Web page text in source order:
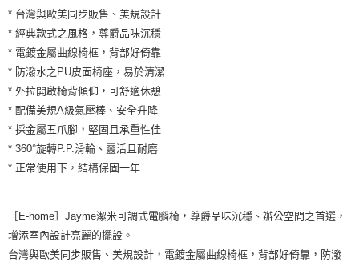
* 台灣與歐美同步販售、美規設計
* 經典款式之風格，尊爵品味沉穩
* 電鍍金屬曲線椅框，背部好倚靠
* 防潑水之PU皮面椅座，易於清潔
* 外拉開啟椅背傾仰，可舒適休憩
* 配備美規A級氣壓棒、安全升降
* 採金屬五爪腳，堅固且承重性佳
* 360°旋轉P.P.滑輪、靈活且耐磨
* 正常使用下，結構保固一年
［E-home］Jayme潔米可調式電腦椅，尊爵品味沉穩、辦公空間之首選，
增添室內設計亮麗的擺設。
台灣與歐美同步販售、美規設計，電鍍金屬曲線椅框，背部好倚靠，防潑